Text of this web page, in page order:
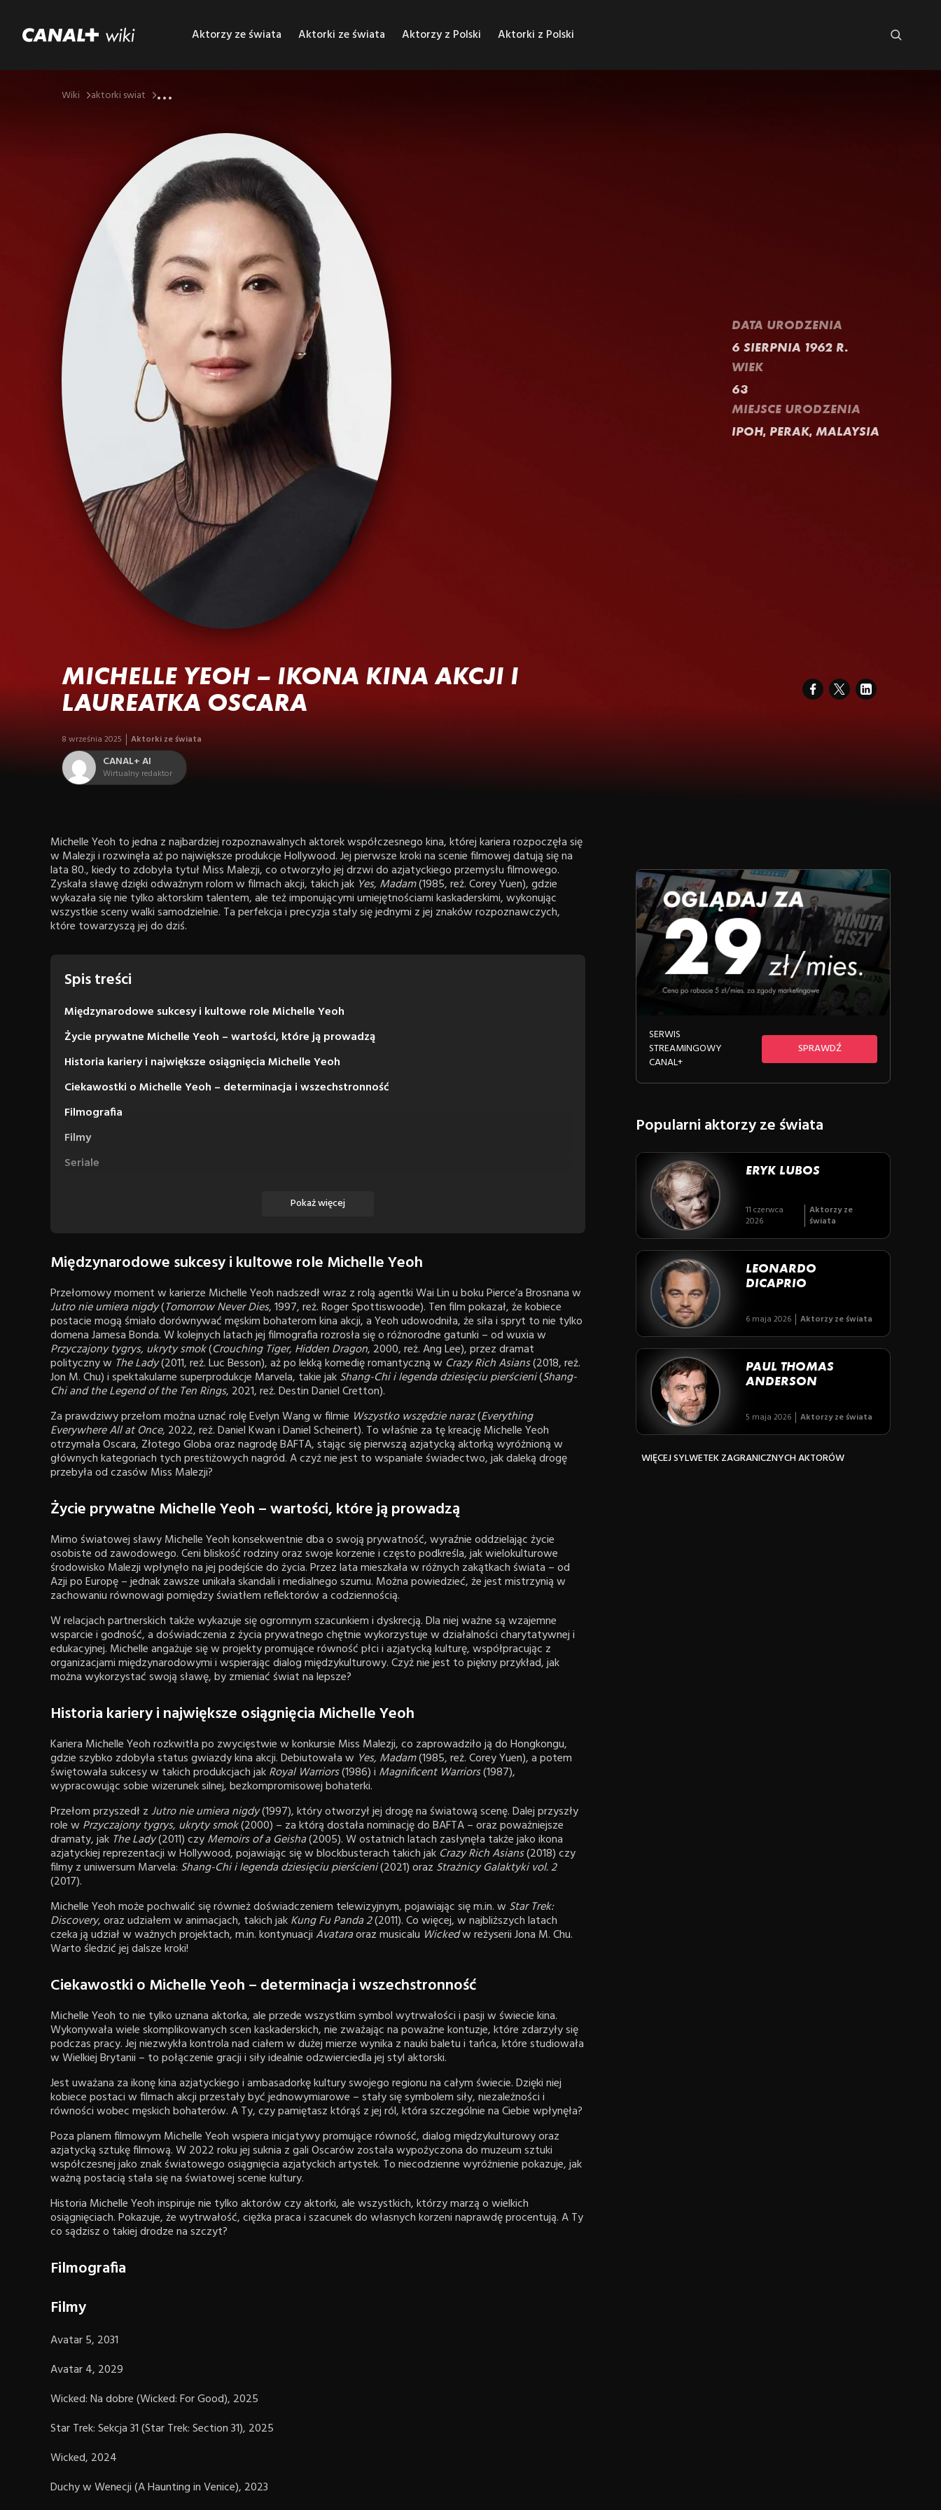
Aktorzy ze świata Aktorki ze świata Aktorzy z Polski Aktorki z Polski
Wiki aktorki swiat ...
DATA URODZENIA
6 SIERPNIA 1962 R.
WIEK
63
MIEJSCE URODZENIA
IPOH, PERAK, MALAYSIA
MICHELLE YEOH – IKONA KINA AKCJI I
LAUREATKA OSCARA
8 września 2025 Aktorki ze świata
CANAL+ AI
Wirtualny redaktor
Michelle Yeoh to jedna z najbardziej rozpoznawalnych aktorek współczesnego kina, której kariera rozpoczęła się
w Malezji i rozwinęła aż po największe produkcje Hollywood. Jej pierwsze kroki na scenie filmowej datują się na
lata 80., kiedy to zdobyła tytuł Miss Malezji, co otworzyło jej drzwi do azjatyckiego przemysłu filmowego.
Zyskała sławę dzięki odważnym rolom w filmach akcji, takich jak Yes, Madam(1985, reż. Corey Yuen), gdzie
wykazała się nie tylko aktorskim talentem, ale też imponującymi umiejętnościami kaskaderskimi, wykonując
wszystkie sceny walki samodzielnie. Ta perfekcja i precyzja stały się jednymi z jej znaków rozpoznawczych,
które towarzyszą jej do dziś.
Spis treści
Międzynarodowe sukcesy i kultowe role Michelle Yeoh
Życie prywatne Michelle Yeoh – wartości, które ją prowadzą
Historia kariery i największe osiągnięcia Michelle Yeoh
Ciekawostki o Michelle Yeoh – determinacja i wszechstronność
Filmografia
Filmy
Seriale
Pokaż więcej
Międzynarodowe sukcesy i kultowe role Michelle Yeoh
Przełomowy moment w karierze Michelle Yeoh nadszedł wraz z rolą agentki Wai Lin u boku Pierce’a Brosnana w
Jutro nie umiera nigdy(Tomorrow Never Dies, 1997, reż. Roger Spottiswoode). Ten film pokazał, że kobiece
postacie mogą śmiało dorównywać męskim bohaterom kina akcji, a Yeoh udowodniła, że siła i spryt to nie tylko
domena Jamesa Bonda. W kolejnych latach jej filmografia rozrosła się o różnorodne gatunki – od wuxia w
Przyczajony tygrys, ukryty smok(Crouching Tiger, Hidden Dragon, 2000, reż. Ang Lee), przez dramat
polityczny w The Lady(2011, reż. Luc Besson), aż po lekką komedię romantyczną w Crazy Rich Asians(2018, reż.
Jon M. Chu) i spektakularne superprodukcje Marvela, takie jakShang-Chi i legenda dziesięciu pierścieni(Shang-
Chi and the Legend of the Ten Rings, 2021, reż. Destin Daniel Cretton).
Za prawdziwy przełom można uznać rolę Evelyn Wang w filmie Wszystko wszędzie naraz(Everything
Everywhere All at Once, 2022, reż. Daniel Kwan i Daniel Scheinert). To właśnie za tę kreację Michelle Yeoh
otrzymała Oscara, Złotego Globa oraz nagrodę BAFTA, stając się pierwszą azjatycką aktorką wyróżnioną w
głównych kategoriach tych prestiżowych nagród. A czyż nie jest to wspaniałe świadectwo, jak daleką drogę
przebyła od czasów Miss Malezji?
Życie prywatne Michelle Yeoh – wartości, które ją prowadzą
Mimo światowej sławy Michelle Yeoh konsekwentnie dba o swoją prywatność, wyraźnie oddzielając życie
osobiste od zawodowego. Ceni bliskość rodziny oraz swoje korzenie i często podkreśla, jak wielokulturowe
środowisko Malezji wpłynęło na jej podejście do życia. Przez lata mieszkała w różnych zakątkach świata – od
Azji po Europę – jednak zawsze unikała skandali i medialnego szumu. Można powiedzieć, że jest mistrzynią w
zachowaniu równowagi pomiędzy światłem reflektorów a codziennością.
W relacjach partnerskich także wykazuje się ogromnym szacunkiem i dyskrecją. Dla niej ważne są wzajemne
wsparcie i godność, a doświadczenia z życia prywatnego chętnie wykorzystuje w działalności charytatywnej i
edukacyjnej. Michelle angażuje się w projekty promujące równość płci i azjatycką kulturę, współpracując z
organizacjami międzynarodowymi i wspierając dialog międzykulturowy. Czyż nie jest to piękny przykład, jak
można wykorzystać swoją sławę, by zmieniać świat na lepsze?
Historia kariery i największe osiągnięcia Michelle Yeoh
Kariera Michelle Yeoh rozkwitła po zwycięstwie w konkursie Miss Malezji, co zaprowadziło ją do Hongkongu,
gdzie szybko zdobyła status gwiazdy kina akcji. Debiutowała w Yes, Madam(1985, reż. Corey Yuen), a potem
świętowała sukcesy w takich produkcjach jakRoyal Warriors(1986) i Magnificent Warriors(1987),
wypracowując sobie wizerunek silnej, bezkompromisowej bohaterki.
Przełom przyszedł zJutro nie umiera nigdy(1997), który otworzył jej drogę na światową scenę. Dalej przyszły
role w Przyczajony tygrys, ukryty smok(2000) – za którą dostała nominację do BAFTA – oraz poważniejsze
dramaty, jak The Lady(2011) czyMemoirs of a Geisha(2005). W ostatnich latach zasłynęła także jako ikona
azjatyckiej reprezentacji w Hollywood, pojawiając się w blockbusterach takich jak Crazy Rich Asians(2018) czy
filmy z uniwersum Marvela: Shang-Chi i legenda dziesięciu pierścieni(2021) oraz Strażnicy Galaktyki vol. 2
(2017).
Michelle Yeoh może pochwalić się również doświadczeniem telewizyjnym, pojawiając się m.in. w Star Trek:
Discovery, oraz udziałem w animacjach, takich jakKung Fu Panda 2(2011). Co więcej, w najbliższych latach
czeka ją udział w ważnych projektach, m.in. kontynuacjiAvataraoraz musicalu Wickedw reżyserii Jona M. Chu.
Warto śledzić jej dalsze kroki!
Ciekawostki o Michelle Yeoh – determinacja i wszechstronność
Michelle Yeoh to nie tylko uznana aktorka, ale przede wszystkim symbol wytrwałości i pasji w świecie kina.
Wykonywała wiele skomplikowanych scen kaskaderskich, nie zważając na poważne kontuzje, które zdarzyły się
podczas pracy. Jej niezwykła kontrola nad ciałem w dużej mierze wynika z nauki baletu i tańca, które studiowała
w Wielkiej Brytanii – to połączenie gracji i siły idealnie odzwierciedla jej styl aktorski.
Jest uważana za ikonę kina azjatyckiego i ambasadorkę kultury swojego regionu na całym świecie. Dzięki niej
kobiece postaci w filmach akcji przestały być jednowymiarowe – stały się symbolem siły, niezależności i
równości wobec męskich bohaterów. A Ty, czy pamiętasz którąś z jej ról, która szczególnie na Ciebie wpłynęła?
Poza planem filmowym Michelle Yeoh wspiera inicjatywy promujące równość, dialog międzykulturowy oraz
azjatycką sztukę filmową. W 2022 roku jej suknia z gali Oscarów została wypożyczona do muzeum sztuki
współczesnej jako znak światowego osiągnięcia azjatyckich artystek. To niecodzienne wyróżnienie pokazuje, jak
ważną postacią stała się na światowej scenie kultury.
Historia Michelle Yeoh inspiruje nie tylko aktorów czy aktorki, ale wszystkich, którzy marzą o wielkich
osiągnięciach. Pokazuje, że wytrwałość, ciężka praca i szacunek do własnych korzeni naprawdę procentują. A Ty
co sądzisz o takiej drodze na szczyt?
Filmografia
Filmy
Avatar 5, 2031
Avatar 4, 2029
Wicked: Na dobre (Wicked: For Good), 2025
Star Trek: Sekcja 31 (Star Trek: Section 31), 2025
Wicked, 2024
Duchy w Wenecji (A Haunting in Venice), 2023
SERWIS
STREAMINGOWY
CANAL+
SPRAWDŹ
Popularni aktorzy ze świata
ERYK LUBOS
11 czerwca
2026
Aktorzy ze
świata
LEONARDO
DICAPRIO
6 maja 2026 Aktorzy ze świata
PAUL THOMAS
ANDERSON
5 maja 2026 Aktorzy ze świata
WIĘCEJ SYLWETEK ZAGRANICZNYCH AKTORÓW